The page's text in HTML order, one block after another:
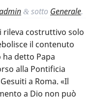
& sotto Generale.
rileva costruttivo solo
il contenuto
ha detto Papa
alla Pontificia
a Roma. «Il
a Dio non può